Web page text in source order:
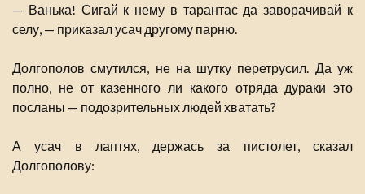
— Ванька! Сигай к нему в тарантас да заворачивай к
селу, — приказал усач другому парню.
Долгополов смутился, не на шутку перетрусил. Да уж
полно, не от казенного ли какого отряда дураки это
посланы — подозрительных людей хватать?
А усач в лаптях, держась за пистолет, сказал
Долгополову: